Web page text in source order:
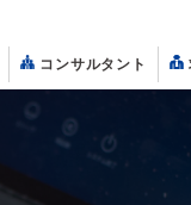
コンサルタント